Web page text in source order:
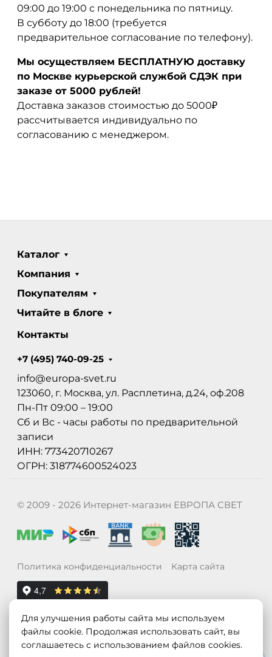
09:00 до 19:00 с понедельника по пятницу.
В субботу до 18:00 (требуется
предварительное согласование по телефону).
Мы осуществляем БЕСПЛАТНУЮ доставку
по Москве курьерской службой СДЭК при
заказе от 5000 рублей!
Доставка заказов стоимостью до 5000₽
рассчитывается индивидуально по
согласованию с менеджером.
Каталог
Компания
Покупателям
Читайте в блоге
Контакты
+7 (495) 740-09-25
info@europa-svet.ru
123060, г. Москва, ул. Расплетина, д.24, оф.208
Пн-Пт 09:00 – 19:00
Сб и Вс - часы работы по предварительной
записи
ИНН: 773420710267
ОГРН: 318774600524023
© 2009 - 2026 Интернет-магазин ЕВРОПА СВЕТ
Политика конфиденциальности Карта сайта
Для улучшения работы сайта мы используем
файлы cookie. Продолжая использовать сайт, вы
соглашаетесь с использованием файлов cookies.